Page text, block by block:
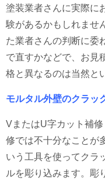
塗装業者さんに実際に
験があるかもしれませ
た業者さんの判断に委
で直すかなどで、お見
格と異なるのは当然と
モルタル外壁のクラッ
VまたはU字カット補
修では不十分なことが
いう工具を使ってクラ
ルを彫り込みます。彫